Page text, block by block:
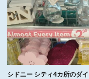
シドニー シティ4カ所のダ